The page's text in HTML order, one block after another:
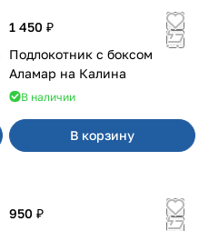
1 450 ₽
Подлокотник с боксом
Аламар на Калина
В наличии
В корзину
950 ₽